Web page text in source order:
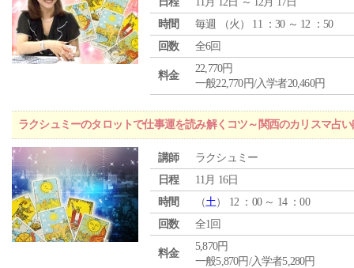
時間
毎週 （火 ） 11 ：30 ～ 12 ：50
回数
全6回
料金
22,770円
一般22,770円/入学者20,460円
ラクシュミーのタロットで仕事運を読み解くコツ～関西のカリスマ占
講師
ラクシュミー
日程
11月 16日
時間
（土） 12 ：00 ～ 14 ：00
回数
全1回
料金
5,870円
一般5,870円/入学者5,280円